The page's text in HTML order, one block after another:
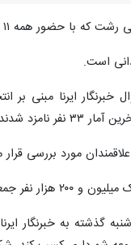
۹ رای موافق به عنوان سرپرست شهرداری رشت انتخاب شد.
ایرنا مبنی بر
شدند.
مورد بررسی
به خبرنگار